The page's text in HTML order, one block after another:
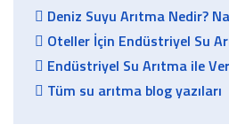
Deniz Suyu Arıtma Nedir?
Oteller İçin Endüstriyel Su
Endüstriyel Su Arıtma ile
Tüm su arıtma blog yazıları